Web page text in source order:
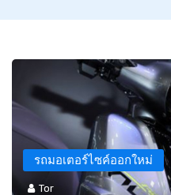
รถมอเตอร์ไซค์ออกใหม่
Tor